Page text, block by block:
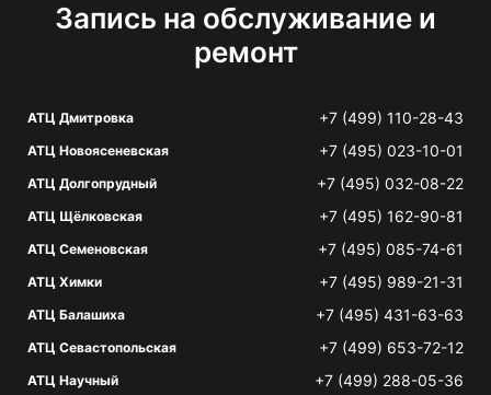
Запись на обслуживание и
ремонт
АТЦ Дмитровка +7 (499) 110-28-43
АТЦ Новоясеневская +7 (495) 023-10-01
АТЦ Долгопрудный +7 (495) 032-08-22
АТЦ Щёлковская +7 (495) 162-90-81
АТЦ Семеновская +7 (495) 085-74-61
АТЦ Химки +7 (495) 989-21-31
АТЦ Балашиха +7 (495) 431-63-63
АТЦ Севастопольская +7 (499) 653-72-12
АТЦ Научный +7 (499) 288-05-36